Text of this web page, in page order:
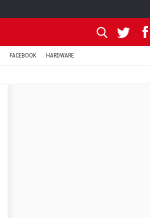
FACEBOOK HARDWARE